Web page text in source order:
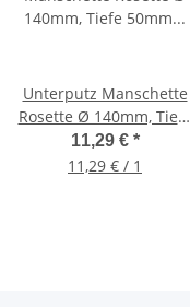
Unterputz Manschette
Rosette Ø 140mm, Tiefe
50mm für KOAX-System
11,29 € *
11,29 € / 1